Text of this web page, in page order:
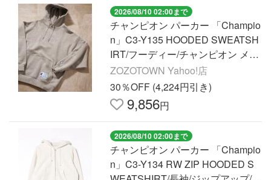
2026/08/10 02:00まで
チャンピオン パーカー 「Champio
n」C3-Y135 HOODED SWEATSH
IRT/フーディー/チャンピオン メン
ズ レディース
ZOZOTOWN Yahoo!店
30％OFF (4,224円引き)
9,856円
2026/08/10 02:00まで
チャンピオン パーカー 「Champio
n」C3-Y134 RW ZIP HOODED S